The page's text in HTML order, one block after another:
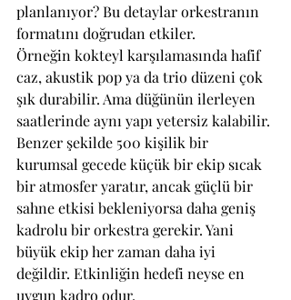
planlanıyor? Bu detaylar orkestranın
formatını doğrudan etkiler.
Örneğin kokteyl karşılamasında hafif
caz, akustik pop ya da trio düzeni çok
şık durabilir. Ama düğünün ilerleyen
saatlerinde aynı yapı yetersiz kalabilir.
Benzer şekilde 500 kişilik bir
kurumsal gecede küçük bir ekip sıcak
bir atmosfer yaratır, ancak güçlü bir
sahne etkisi bekleniyorsa daha geniş
kadrolu bir orkestra gerekir. Yani
büyük ekip her zaman daha iyi
değildir. Etkinliğin hedefi neyse en
uygun kadro odur.